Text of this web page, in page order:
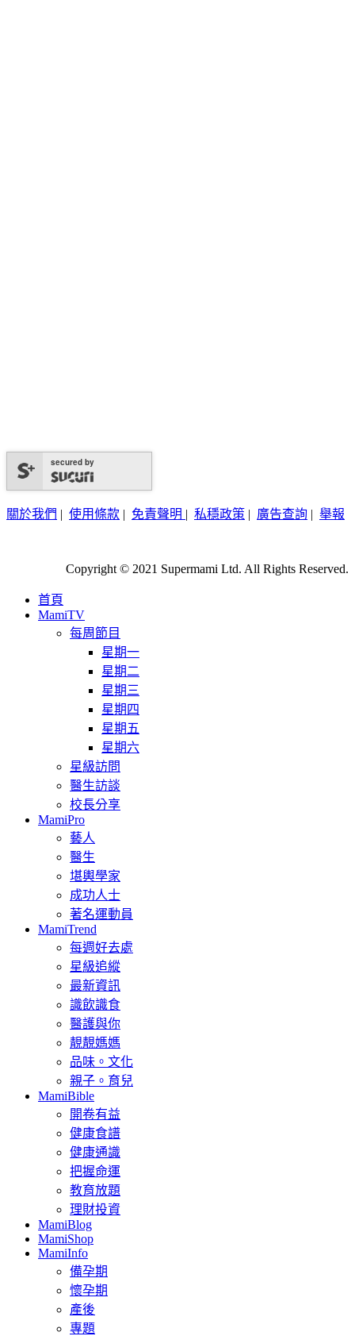
secured by
關於我們 | 使用條款 | 免責聲明 | 私穩政策 | 廣告查詢 | 舉報
Copyright © 2021 Supermami Ltd. All Rights Reserved.
首頁
MamiTV
每周節目
星期一
星期二
星期三
星期四
星期五
星期六
星級訪問
醫生訪談
校長分享
MamiPro
藝人
醫生
堪輿學家
成功人士
著名運動員
MamiTrend
每週好去處
星級追縱
最新資訊
識飲識食
醫護與你
靚靚媽媽
品味。文化
親子。育兒
MamiBible
開卷有益
健康食譜
健康通識
把握命運
教育放題
理財投資
MamiBlog
MamiShop
MamiInfo
備孕期
懷孕期
產後
專題